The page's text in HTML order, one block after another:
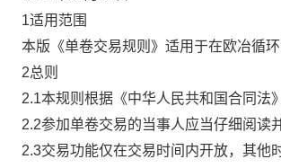
1适用范围
本版《单卷交易规则》适用于在欧冶循
2总则
2.1本规则根据《中华人民共和国合同法》
2.2参加单卷交易的当事人应当仔细阅读
2.3交易功能仅在交易时间内开放，其他